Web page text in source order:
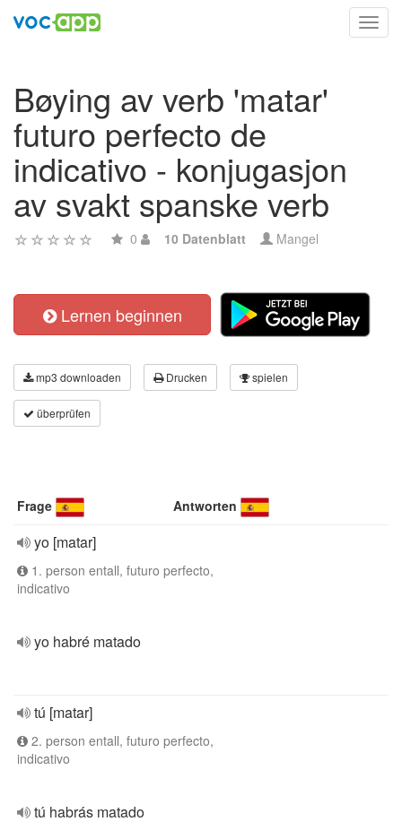
Bøying av verb 'matar'
futuro perfecto de
indicativo - konjugasjon
av svakt spanske verb
0 10 Datenblatt Mangel
Lernen beginnen
mp3 downloaden Drucken spielen
überprüfen
Frage Antworten
yo [matar]
1. person entall, futuro perfecto,
indicativo
yo habré matado
tú [matar]
2. person entall, futuro perfecto,
indicativo
tú habrás matado